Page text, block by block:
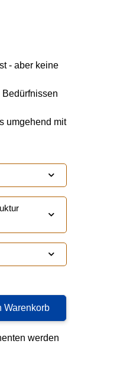
- aber keine
umgehend mit
Warenkorb
werden